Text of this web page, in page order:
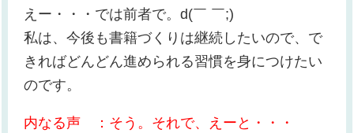
えー・・・では前者で。d(￣ ￣;)
私は、今後も書籍づくりは継続したいので、で
きればどんどん進められる習慣を身につけたい
のです。
内なる声 ：そう。それで、えーと・・・